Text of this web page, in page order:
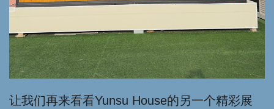
让我们再来看看Yunsu House的另一个精彩展